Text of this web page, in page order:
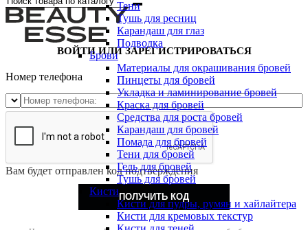
Тени
Тушь для ресниц
Карандаш для глаз
Подводка
Брови
Материалы для окрашивания бровей
Пинцеты для бровей
Укладка и ламинирование бровей
Краска для бровей
Средства для роста бровей
Карандаш для бровей
Помада для бровей
Тени для бровей
Гель для бровей
Тушь для бровей
Кисти
Кисти для пудры, румян и хайлайтера
Кисти для кремовых текстур
ВОЙТИ ИЛИ ЗАРЕГИСТРИРОВАТЬСЯ
Номер телефона
Вам будет отправлен код подтверждения
ПОЛУЧИТЬ КОД